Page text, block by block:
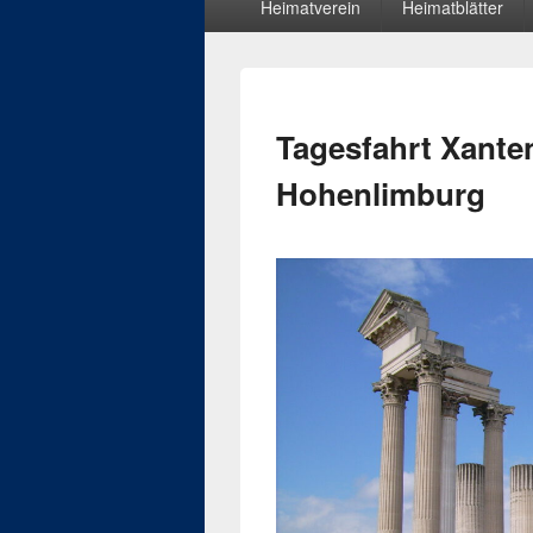
Heimatverein Heimatblätter
Tagesfahrt
Hohenlimburg